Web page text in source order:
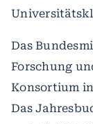
Das
Forschung
Konsortium
Das